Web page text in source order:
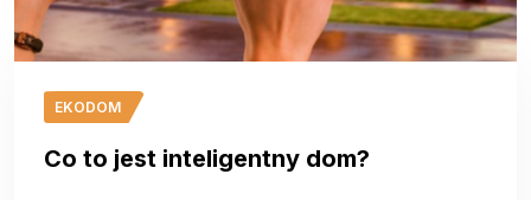
EKODOM
Co to jest inteligentny dom?